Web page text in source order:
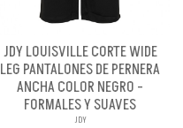
JDY LOUISVILLE CORTE WIDE
LEG PANTALONES DE PERNERA
ANCHA COLOR NEGRO -
FORMALES Y SUAVES
JDY